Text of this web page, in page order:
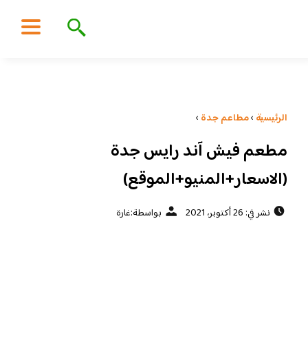
الرئيسية ›مطاعم جدة ›
مطعم فيش آند رايس جدة
(الاسعار+المنيو+الموقع)
نشر في: 26 أكتوبر، 2021 بواسطة:غارة